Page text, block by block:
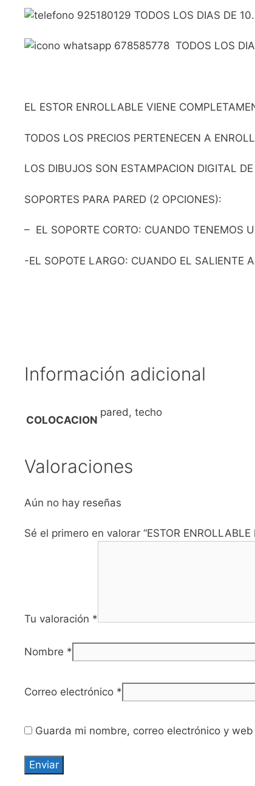
925180129 TODOS LOS DIAS DE
678585778 TODOS LOS
EL ESTOR ENROLLABLE VIENE
TODOS LOS PRECIOS PERTENECEN A
LOS DIBUJOS SON ESTAMPACION DIGITAL
SOPORTES PARA PARED (2 OPCIONES):
– EL SOPORTE CORTO: CUANDO TENEMOS
-EL SOPOTE LARGO: CUANDO EL SALIENTE
Información adicional
COLOCACION
pared, techo
Valoraciones
Aún no hay reseñas
Sé el primero en valorar “ESTOR ENROLLABLE
Tu valoración *
Nombre *
Correo electrónico *
Guarda mi nombre, correo electrónico y